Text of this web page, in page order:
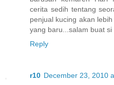
cerita sedih tentang
penjual kucing akan
yang baru...salam buat si
Reply
r10 December 23, 2010